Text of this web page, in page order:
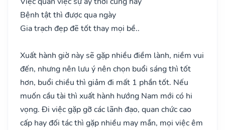
Bệnh tật thì được qua ngày
Gia trạch đẹp đẽ tốt thay mọi bề..
Xuất hành giờ này sẽ gặp nhiều điềm lành, niềm vui
đến, nhưng nên lưu ý nên chọn buổi sáng thì tốt
hơn, buổi chiều thì giảm đi mất 1 phần tốt. Nếu
muốn cầu tài thì xuất hành hướng Nam mới có hi
vọng. Đi việc gặp gỡ các lãnh đạo, quan chức cao
cấp hay đối tác thì gặp nhiều may mắn, mọi việc êm